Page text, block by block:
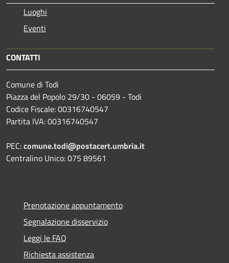
Luoghi
Eventi
CONTATTI
Comune di Todi
Piazza del Popolo 29/30 - 06059 - Todi
Codice Fiscale: 00316740547
Partita IVA: 00316740547
PEC:comune.todi@postacert.umbria.it
Centralino Unico: 075 89561
Prenotazione appuntamento
Segnalazione disservizio
Leggi le FAQ
Richiesta assistenza